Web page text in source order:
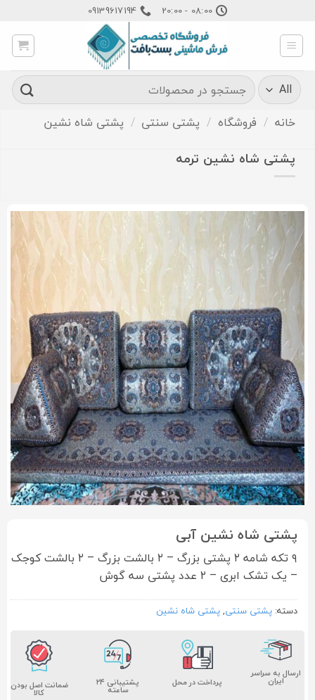
content
08:00 - 20:00
09139617194
جستجو
برای:
خانه / فروشگاه / پشتی سنتی / پشتی شاه نشین
پشتی شاه نشین ترمه
پشتی شاه نشین آبی
۹ تکه شامه ۲ پشتی بزرگ – ۲ بالشت بزرگ – ۲ بالشت کوجک
– یک تشک ابری – ۲ عدد پشتی سه گوش
دسته: پشتی سنتی,پشتی شاه نشین
ارسال به سراسر
ایران پرداخت در محل پشتیبانی ۲۴
ساعته ضمانت اصل بودن
کالا